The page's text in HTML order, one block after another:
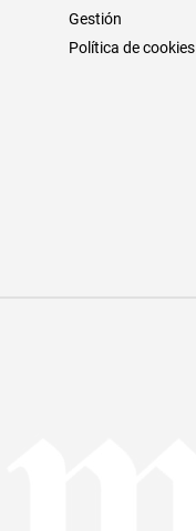
Gestión
Política de cookies